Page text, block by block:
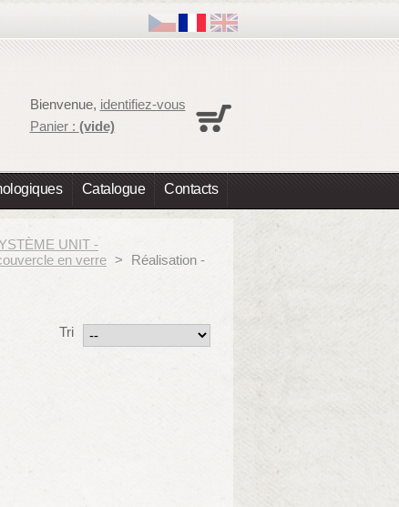
Catalogue Contacts
Bienvenue, identifiez-vous
Panier : (vide)
UNIT -
en verre >
Réalisation -
Tri
Aucun produit
Total 0,00 €
Les prix sont HT